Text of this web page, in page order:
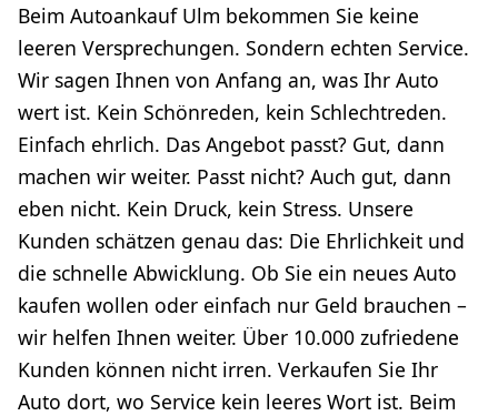
Beim Autoankauf Ulm bekommen Sie keine
leeren Versprechungen. Sondern echten Service.
Wir sagen Ihnen von Anfang an, was Ihr Auto
wert ist. Kein Schönreden, kein Schlechtreden.
Einfach ehrlich. Das Angebot passt? Gut, dann
machen wir weiter. Passt nicht? Auch gut, dann
eben nicht. Kein Druck, kein Stress. Unsere
Kunden schätzen genau das: Die Ehrlichkeit und
die schnelle Abwicklung. Ob Sie ein neues Auto
kaufen wollen oder einfach nur Geld brauchen –
wir helfen Ihnen weiter. Über 10.000 zufriedene
Kunden können nicht irren. Verkaufen Sie Ihr
Auto dort, wo Service kein leeres Wort ist. Beim